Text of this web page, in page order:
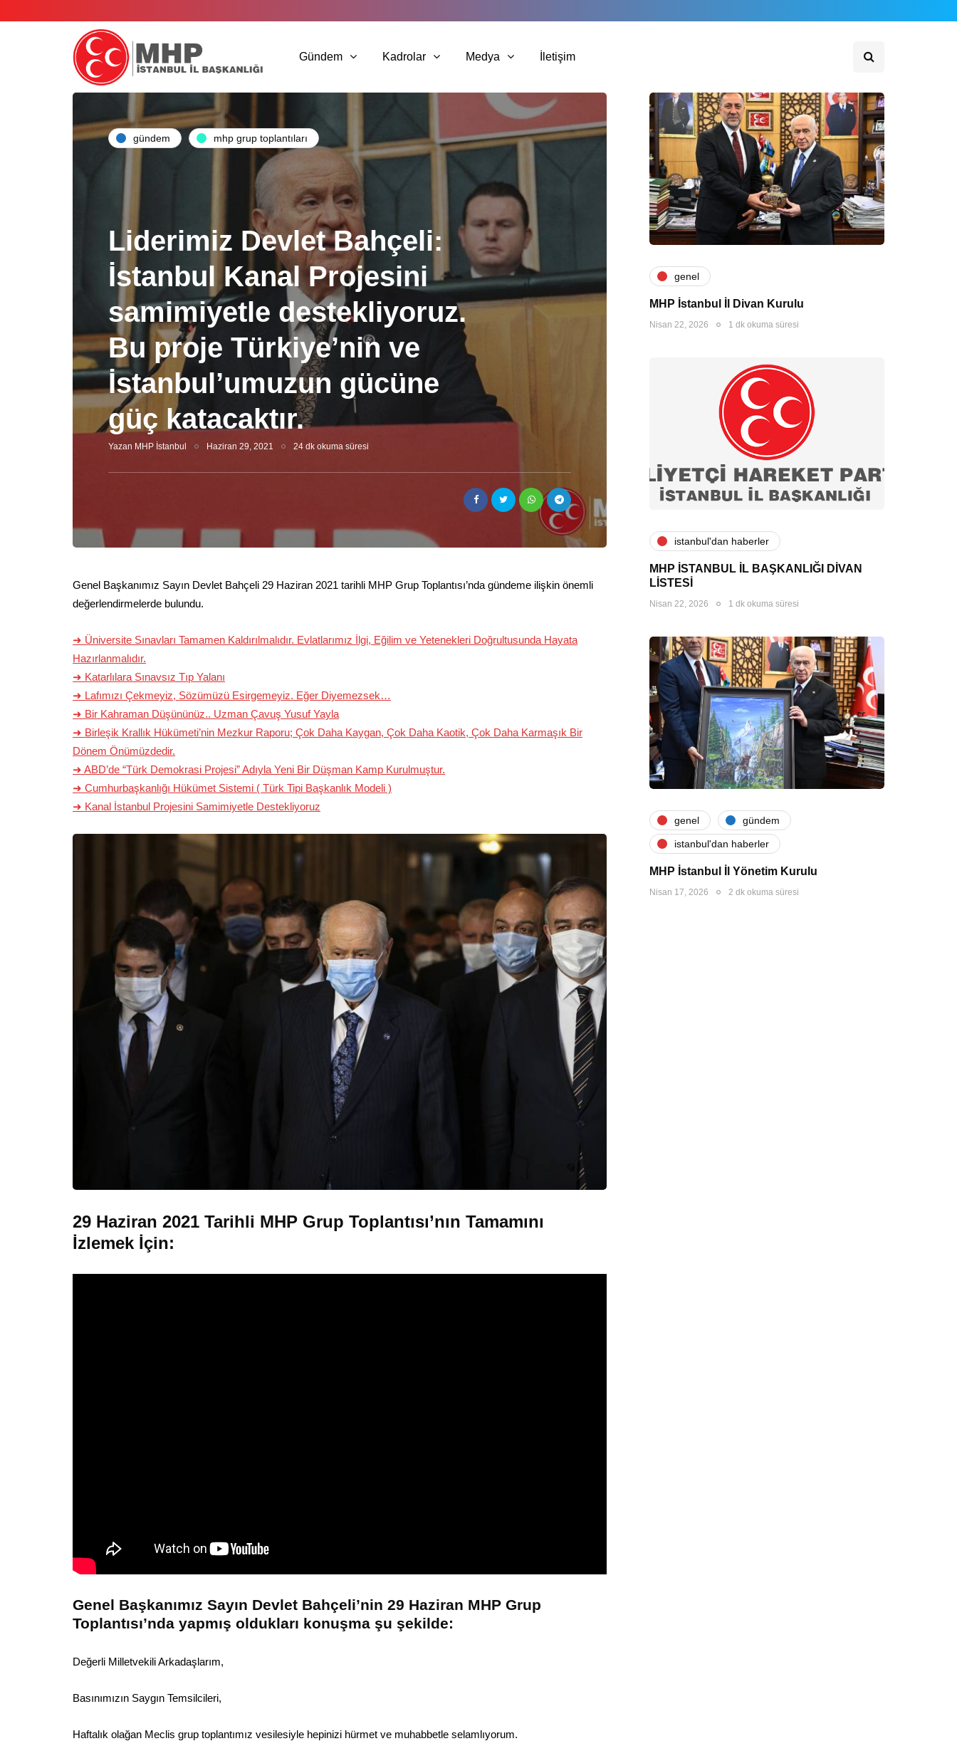
Gündem Kadrolar Medya İletişim
gündem mhp grup toplantıları
Liderimiz Devlet Bahçeli:
İstanbul Kanal Projesini
samimiyetle destekliyoruz.
Bu proje Türkiye’nin ve
İstanbul’umuzun gücüne
güç katacaktır.
Yazan MHP İstanbul Haziran 29, 2021 24 dk okuma süresi
Genel Başkanımız Sayın Devlet Bahçeli 29 Haziran 2021 tarihli MHP Grup Toplantısı’nda gündeme ilişkin önemli
değerlendirmelerde bulundu.
➜ Üniversite Sınavları Tamamen Kaldırılmalıdır. Evlatlarımız İlgi, Eğilim ve Yetenekleri Doğrultusunda Hayata
Hazırlanmalıdır.
➜ Katarlılara Sınavsız Tıp Yalanı
➜ Lafımızı Çekmeyiz, Sözümüzü Esirgemeyiz. Eğer Diyemezsek…
➜ Bir Kahraman Düşününüz.. Uzman Çavuş Yusuf Yayla
➜ Birleşik Krallık Hükümeti’nin Mezkur Raporu; Çok Daha Kaygan, Çok Daha Kaotik, Çok Daha Karmaşık Bir
Dönem Önümüzdedir.
➜ ABD’de “Türk Demokrasi Projesi” Adıyla Yeni Bir Düşman Kamp Kurulmuştur.
➜ Cumhurbaşkanlığı Hükümet Sistemi ( Türk Tipi Başkanlık Modeli )
➜ Kanal İstanbul Projesini Samimiyetle Destekliyoruz
29 Haziran 2021 Tarihli MHP Grup Toplantısı’nın Tamamını
İzlemek İçin:
Genel Başkanımız Sayın Devlet Bahçeli’nin 29 Haziran MHP Grup
Toplantısı’nda yapmış oldukları konuşma şu şekilde:
Değerli Milletvekili Arkadaşlarım,
Basınımızın Saygın Temsilcileri,
Haftalık olağan Meclis grup toplantımız vesilesiyle hepinizi hürmet ve muhabbetle selamlıyorum.
genel
MHP İstanbul İl Divan Kurulu
Nisan 22, 2026 1 dk okuma süresi
i̇stanbul'dan haberler
MHP İSTANBUL İL BAŞKANLIĞI DİVAN
LİSTESİ
Nisan 22, 2026 1 dk okuma süresi
genel gündem
i̇stanbul'dan haberler
MHP İstanbul İl Yönetim Kurulu
Nisan 17, 2026 2 dk okuma süresi